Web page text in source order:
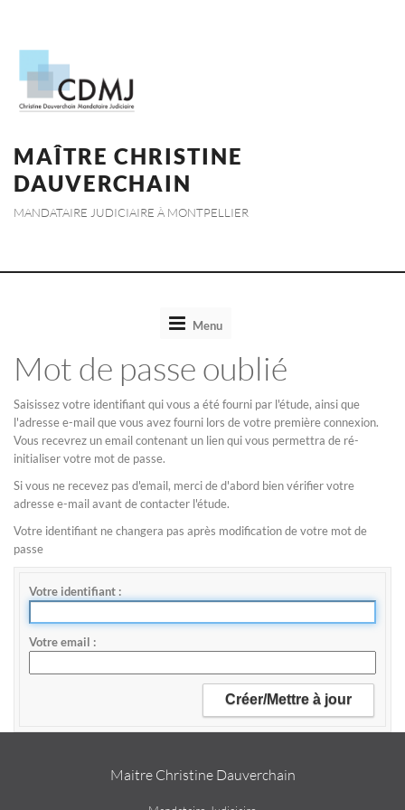
MAÎTRE CHRISTINE
DAUVERCHAIN
MANDATAIRE JUDICIAIRE À MONTPELLIER
ToggleMenu
Mot de passe oublié
Saisissez votre identifiant qui vous a été fourni par l'étude, ainsi que
l'adresse e-mail que vous avez fourni lors de votre première connexion.
Vous recevrez un email contenant un lien qui vous permettra de ré-
initialiser votre mot de passe.
Si vous ne recevez pas d'email, merci de d'abord bien vérifier votre
adresse e-mail avant de contacter l'étude.
Votre identifiant ne changera pas après modification de votre mot de
passe
Votre identifiant
Votre email
Maitre Christine Dauverchain